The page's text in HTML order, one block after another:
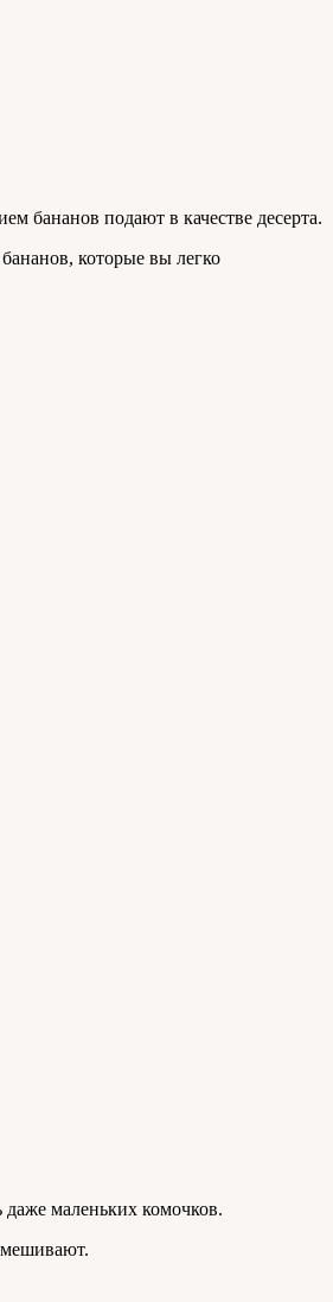
бананов подают в качестве десерта.
которые вы легко
маленьких комочков.